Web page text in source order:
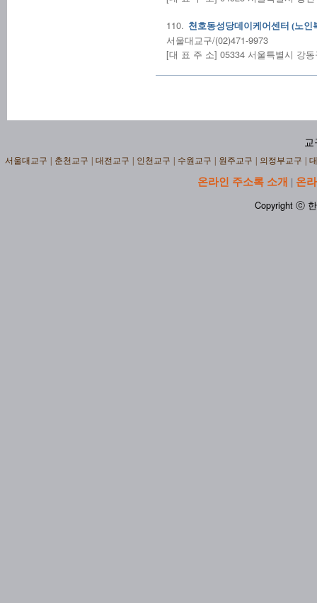
110. 천호동성당데이케어센터 (노인
서울대교구/(02)471-9973
[대 표 주 소] 05334 서울특별시 강
교
서울대교구 춘천교구 대전교구 인천교구 수원교구 원주교구 의정부교구
온라인 주소록 소개 | 온
Copyright ⓒ